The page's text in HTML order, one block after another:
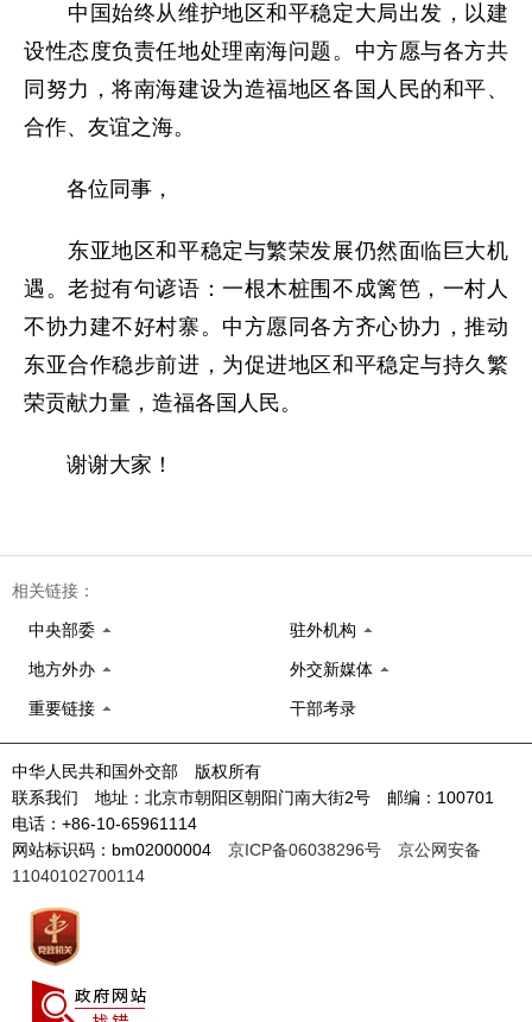
中国始终从维护地区和平稳定大局出发，以建
设性态度负责任地处理南海问题。中方愿与各方共
同努力，将南海建设为造福地区各国人民的和平、
合作、友谊之海。
各位同事，
东亚地区和平稳定与繁荣发展仍然面临巨大机
遇。老挝有句谚语：一根木桩围不成篱笆，一村人
不协力建不好村寨。中方愿同各方齐心协力，推动
东亚合作稳步前进，为促进地区和平稳定与持久繁
荣贡献力量，造福各国人民。
谢谢大家！
相关链接：
中央部委 驻外机构
地方外办 外交新媒体
重要链接 干部考录
中华人民共和国外交部 版权所有
联系我们 地址：北京市朝阳区朝阳门南大街2号 邮编：100701
电话：+86-10-65961114
网站标识码：bm02000004 京ICP备06038296号
京公网安备
11040102700114